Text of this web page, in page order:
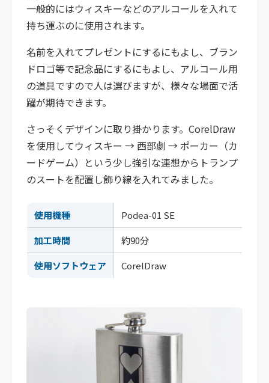
一般的にはウィスキーなどのアルコールを入れて
持ち運ぶのに使用されます。
名前を入れてプレゼントにするにもよし、ブラン
ドロゴ等で記念品にするにもよし、アルコール用
の道具ですので人は選びますが、様々な場面で活
躍が期待できます。
さっそくデザインに取り掛かります。CorelDraw
を使用してウィスキー → 西部劇 → ポーカー（カ
ードゲーム）という少し強引な連想からトランプ
のスートを配置し飾り線を入れてみました。
使用機種
Podea-01 SE
加工時間
約90分
使用ソフトウェア
CorelDraw